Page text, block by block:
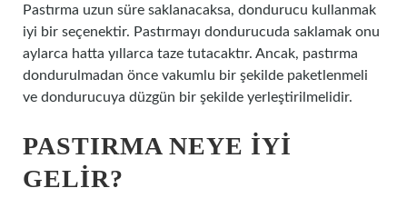
Pastırma uzun süre saklanacaksa, dondurucu kullanmak
iyi bir seçenektir. Pastırmayı dondurucuda saklamak onu
aylarca hatta yıllarca taze tutacaktır. Ancak, pastırma
dondurulmadan önce vakumlu bir şekilde paketlenmeli
ve dondurucuya düzgün bir şekilde yerleştirilmelidir.
PASTIRMA NEYE IYI
GELIR?